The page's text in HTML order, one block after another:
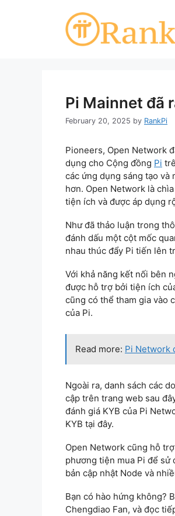
Pi Mainnet đã
February 20, 2025 by RankPi
Pioneers, Open Network
dụng cho Cộng đồng Pi
các ứng dụng sáng tạo
hơn. Open Network là
tiện ích và được áp dụng
Như đã thảo luận trong
đánh dấu một cột mốc
nhau thúc đẩy Pi tiến lên
Với khả năng kết nối bên
được hỗ trợ bởi tiện ích
cũng có thể tham gia vào
của Pi.
Read more: Pi Network
Ngoài ra, danh sách các
cập trên trang web sau
đánh giá KYB của Pi
KYB tại đây.
Open Network cũng hỗ
phương tiện mua Pi để sử
bản cập nhật Node và
Bạn có hào hứng không?
Chengdiao Fan, và đọc